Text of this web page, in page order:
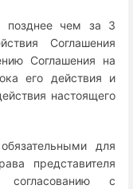
позднее чем за 3
Соглашения
Соглашения на
его действия и
настоящего
для
представителя
согласованию с